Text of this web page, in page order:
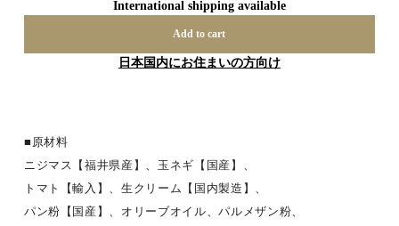
International shipping available
Add to cart
日本国内にお住まいの方向け
■原材料
ニジマス【福井県産】、玉ネギ【国産】、
トマト【輸入】、生クリーム【国内製造】、
パン粉【国産】、オリーブオイル、パルメザン粉、